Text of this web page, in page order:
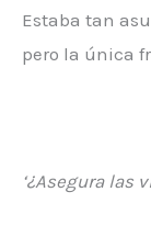
Estaba tan
pero la única
‘¿Asegura las